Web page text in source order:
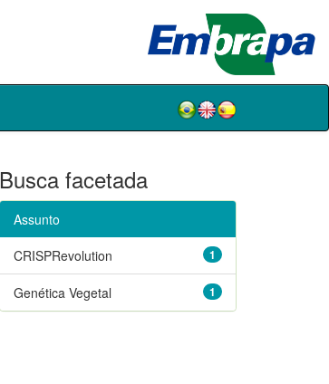
Busca facetada
Assunto
1
CRISPRevolution
1
Genética Vegetal